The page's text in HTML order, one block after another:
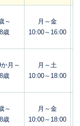
～
歳
月～金
10:00～16:00
月～
歳
月～土
10:00～18:00
～
歳
月～金
10:00～18:00